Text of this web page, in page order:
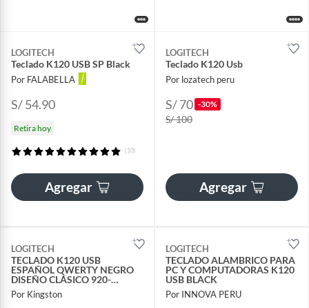
LOGITECH
Teclado K120 USB SP Black
Por FALABELLA
S/ 54.90
Retira hoy
(10)
Agregar
LOGITECH
Teclado K120 Usb
Por lozatech peru
S/ 70 -30%
S/ 100
Agregar
LOGITECH
TECLADO K120 USB
ESPAÑOL QWERTY NEGRO
DISEÑO CLÁSICO 920-
004422
Por Kingston
LOGITECH
TECLADO ALAMBRICO PARA
PC Y COMPUTADORAS K120
USB BLACK
Por INNOVA PERU